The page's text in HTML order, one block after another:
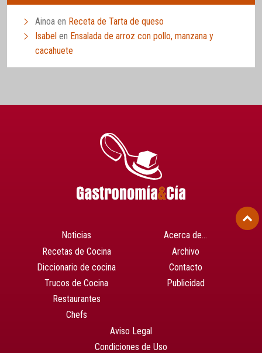
Ainoa en Receta de Tarta de queso
Isabel en Ensalada de arroz con pollo, manzana y
cacahuete
Noticias
Recetas de Cocina
Diccionario de cocina
Trucos de Cocina
Restaurantes
Chefs
Acerca de…
Archivo
Contacto
Publicidad
Aviso Legal
Condiciones de Uso